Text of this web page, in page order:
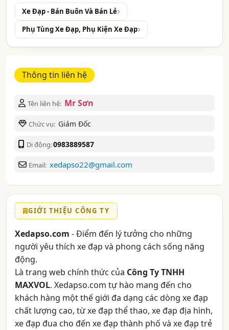
Xe Đạp - Bán Buôn Và Bán Lẻ
Phụ Tùng Xe Đạp, Phụ Kiện Xe Đạp
Thông tin liên hệ
Tên liên hệ: Mr Sơn
Chức vụ: Giám Đốc
Di động:0983889587
Email: xedapso22@gmail.com
GIỚI THIỆU CÔNG TY
Xedapso.com - Điểm đến lý tưởng cho những
người yêu thích xe đạp và phong cách sống năng
động.
Là trang web chính thức của Công Ty TNHH
MAXVOL. Xedapso.com tự hào mang đến cho
khách hàng một thế giới đa dạng các dòng xe đạp
chất lượng cao, từ xe đạp thể thao, xe đạp địa hình,
xe đạp đua cho đến xe đạp thành phố và xe đạp trẻ